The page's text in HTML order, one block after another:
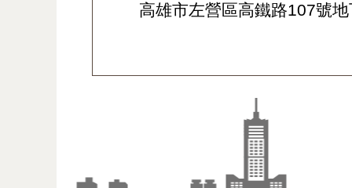
高雄市左營區高鐵路107號